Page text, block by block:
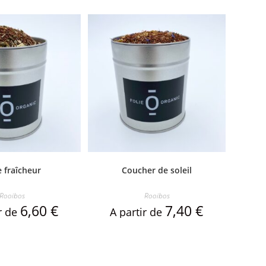
fraîcheur
de 6,60 €
Coucher de soleil
Rooibos
A partir de 7,40 €